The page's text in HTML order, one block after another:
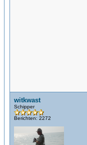
witkwast
Schipper
Berichten: 2272